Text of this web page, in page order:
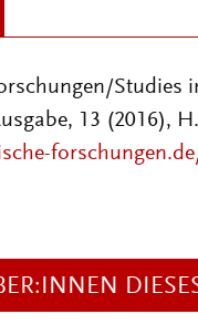
Studies
13 (2016),